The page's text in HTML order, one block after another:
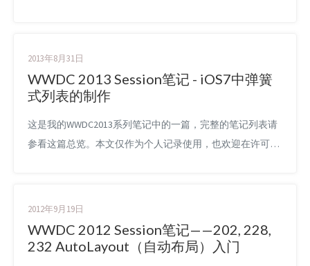
息。 本文涉及到的WWDC2013 Session有 Session 201
Building User Interf...
2013年8月31日
WWDC 2013 Session笔记 - iOS7中弹簧
式列表的制作
这是我的WWDC2013系列笔记中的一篇，完整的笔记列表请
参看这篇总览。本文仅作为个人记录使用，也欢迎在许可协
息。 本文涉及到的WWDC2013 Session有 Session 206
Getting Started with...
2012年9月19日
WWDC 2012 Session笔记——202, 228,
232 AutoLayout（自动布局）入门